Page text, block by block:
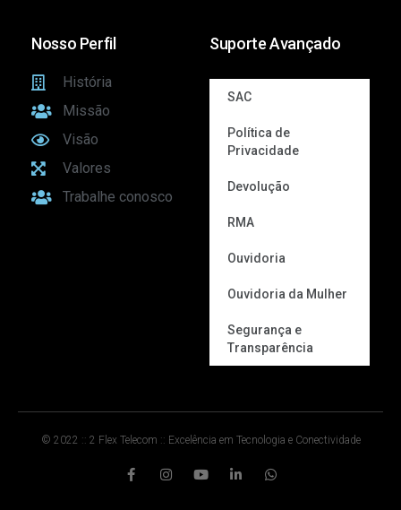
Nosso Perfil
História
Missão
Visão
Valores
Trabalhe conosco
Suporte Avançado
SAC
Política de
Privacidade
Devolução
RMA
Ouvidoria
Ouvidoria da Mulher
Segurança e
Transparência
© 2022 :: 2 Flex Telecom :: Excelência em Tecnologia e Conectividade